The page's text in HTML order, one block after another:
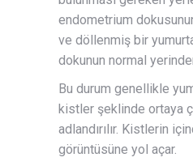
endometrium
ve döllenmiş bir
dokunun normal
Bu durum genellikle
kistler şeklinde ortaya
adlandırılır. Kistlerin
görüntüsüne yol açar.